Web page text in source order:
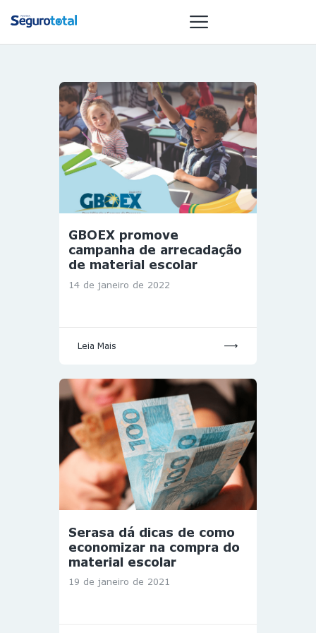
NOTÍCIAS
REVISTA
ESPECIAIS
GAIVOTA DE
OURO
ST SUMMIT
GESTORAS
HOMEST
HOME
GBOEX promove
campanha de arrecadação
de material escolar
14 de janeiro de 2022
Leia Mais
Serasa dá dicas de como
economizar na compra do
material escolar
19 de janeiro de 2021